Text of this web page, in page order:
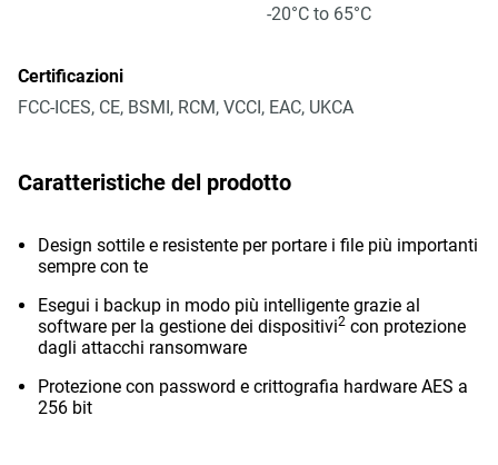
-20°C to 65°C
Certificazioni
FCC-ICES, CE, BSMI, RCM, VCCI, EAC, UKCA
Caratteristiche del prodotto
Design sottile e resistente per portare i file più importanti
sempre con te
Esegui i backup in modo più intelligente grazie al
software per la gestione dei dispositivi2 con protezione
dagli attacchi ransomware
Protezione con password e crittografia hardware AES a
256 bit